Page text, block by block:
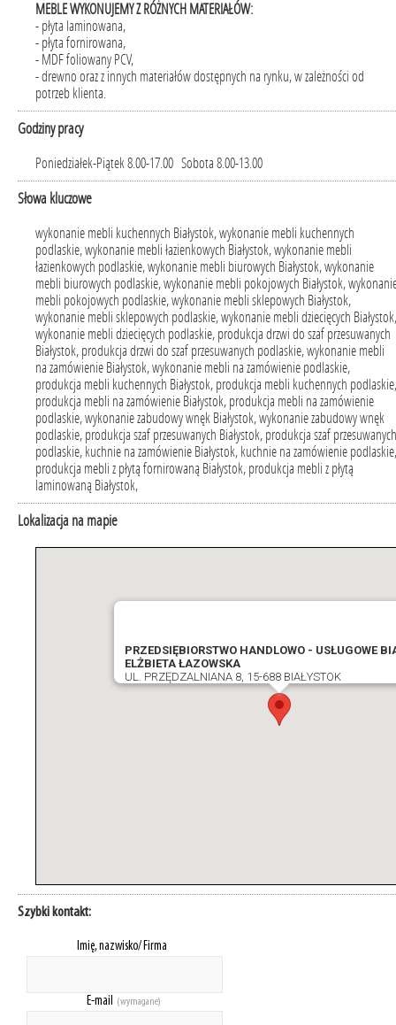
MEBLE WYKONUJEMY Z RÓŻNYCH MATERIAŁÓW:
- płyta laminowana,
- płyta fornirowana,
- MDF foliowany PCV,
- drewno oraz z innych materiałów dostępnych na rynku, w zależności od
potrzeb klienta.
Godziny pracy
Poniedziałek-Piątek 8.00-17.00 Sobota 8.00-13.00
Słowa kluczowe
wykonanie mebli kuchennych Białystok, wykonanie mebli kuchennych
podlaskie, wykonanie mebli łazienkowych Białystok, wykonanie mebli
łazienkowych podlaskie, wykonanie mebli biurowych Białystok, wykonanie
mebli biurowych podlaskie, wykonanie mebli pokojowych Białystok,
mebli pokojowych podlaskie, wykonanie mebli sklepowych Białystok,
wykonanie mebli sklepowych podlaskie, wykonanie mebli dziecięcych Białystok,
wykonanie mebli dziecięcych podlaskie, produkcja drzwi do szaf przesuwanych
Białystok, produkcja drzwi do szaf przesuwanych podlaskie, wykonanie mebli
na zamówienie Białystok, wykonanie mebli na zamówienie podlaskie,
produkcja mebli kuchennych Białystok, produkcja mebli kuchennych podlaskie,
produkcja mebli na zamówienie Białystok, produkcja mebli na zamówienie
podlaskie, wykonanie zabudowy wnęk Białystok, wykonanie zabudowy wnęk
podlaskie, produkcja szaf przesuwanych Białystok, produkcja szaf przesuwanych
podlaskie, kuchnie na zamówienie Białystok, kuchnie na zamówienie podlaskie,
produkcja mebli z płytą fornirowaną Białystok, produkcja mebli z płytą
laminowaną Białystok,
Lokalizacja na mapie
PRZEDSIĘBIORSTWO HANDLOWO - USŁUGOWE
ELŻBIETA ŁAZOWSKA
UL. PRZĘDZALNIANA 8, 15-688 BIAŁYSTOK
Szybki kontakt:
Imię, nazwisko/ Firma
E-mail (wymagane)